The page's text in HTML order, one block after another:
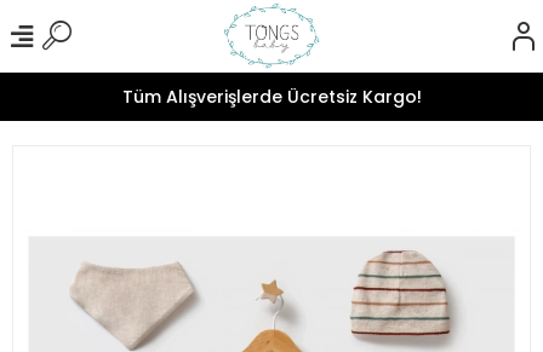
Tüm Alışverişlerde Ücretsiz Kargo!